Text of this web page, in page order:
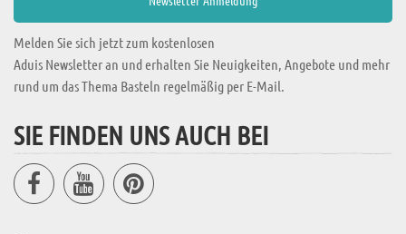
Melden Sie sich jetzt zum kostenlosen
Aduis Newsletter an und erhalten Sie Neuigkeiten, Angebote und mehr
rund um das Thema Basteln regelmäßig per E-Mail.
SIE FINDEN UNS AUCH BEI